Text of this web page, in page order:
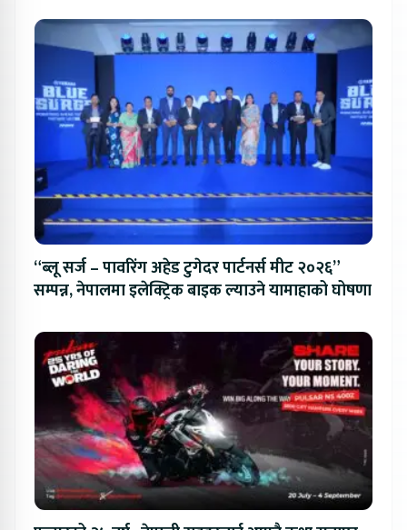
“ब्लू सर्ज – पावरिंग अहेड टुगेदर पार्टनर्स मीट २०२६”
सम्पन्न, नेपालमा इलेक्ट्रिक बाइक ल्याउने यामाहाको घोषणा